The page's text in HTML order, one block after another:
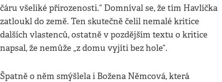
čáru všeliké přirozenosti.“ Domníval se, že tím Havlíčka
zatloukl do země. Ten skutečně čelil nemalé kritice
dalších vlastenců, ostatně v pozdějším textu o kritice
napsal, že nemůže „z domu vyjíti bez hole“.
Špatně o něm smýšlela i Božena Němcová, která